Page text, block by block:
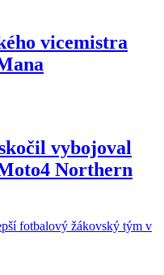
vicemistra
vybojoval
Northern